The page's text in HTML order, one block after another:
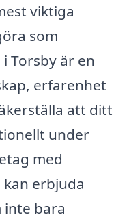
viktiga
som
Torsby är en
erfarenhet
att ditt
under
med
erbjuda
bara